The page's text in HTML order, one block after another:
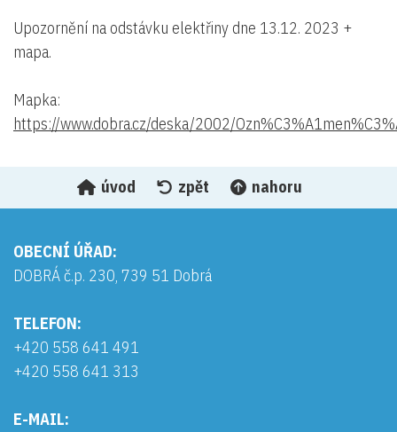
Upozornění na odstávku elektřiny dne 13.12. 2023 +
mapa.
Mapka:
https://www.dobra.cz/deska/2002/
úvod zpět nahoru
OBECNÍ ÚŘAD:
DOBRÁ č.p. 230, 739 51 Dobrá
TELEFON:
+420 558 641 491
+420 558 641 313
E-MAIL: